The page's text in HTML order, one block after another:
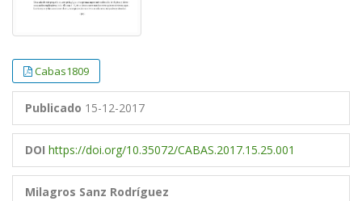
Cabas1809
Publicado 15-12-2017
DOI https://doi.org/10.35072/CABAS.2017.15.25.001
Milagros Sanz Rodríguez